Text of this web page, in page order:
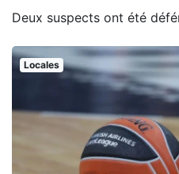
Deux suspects ont été
Locales